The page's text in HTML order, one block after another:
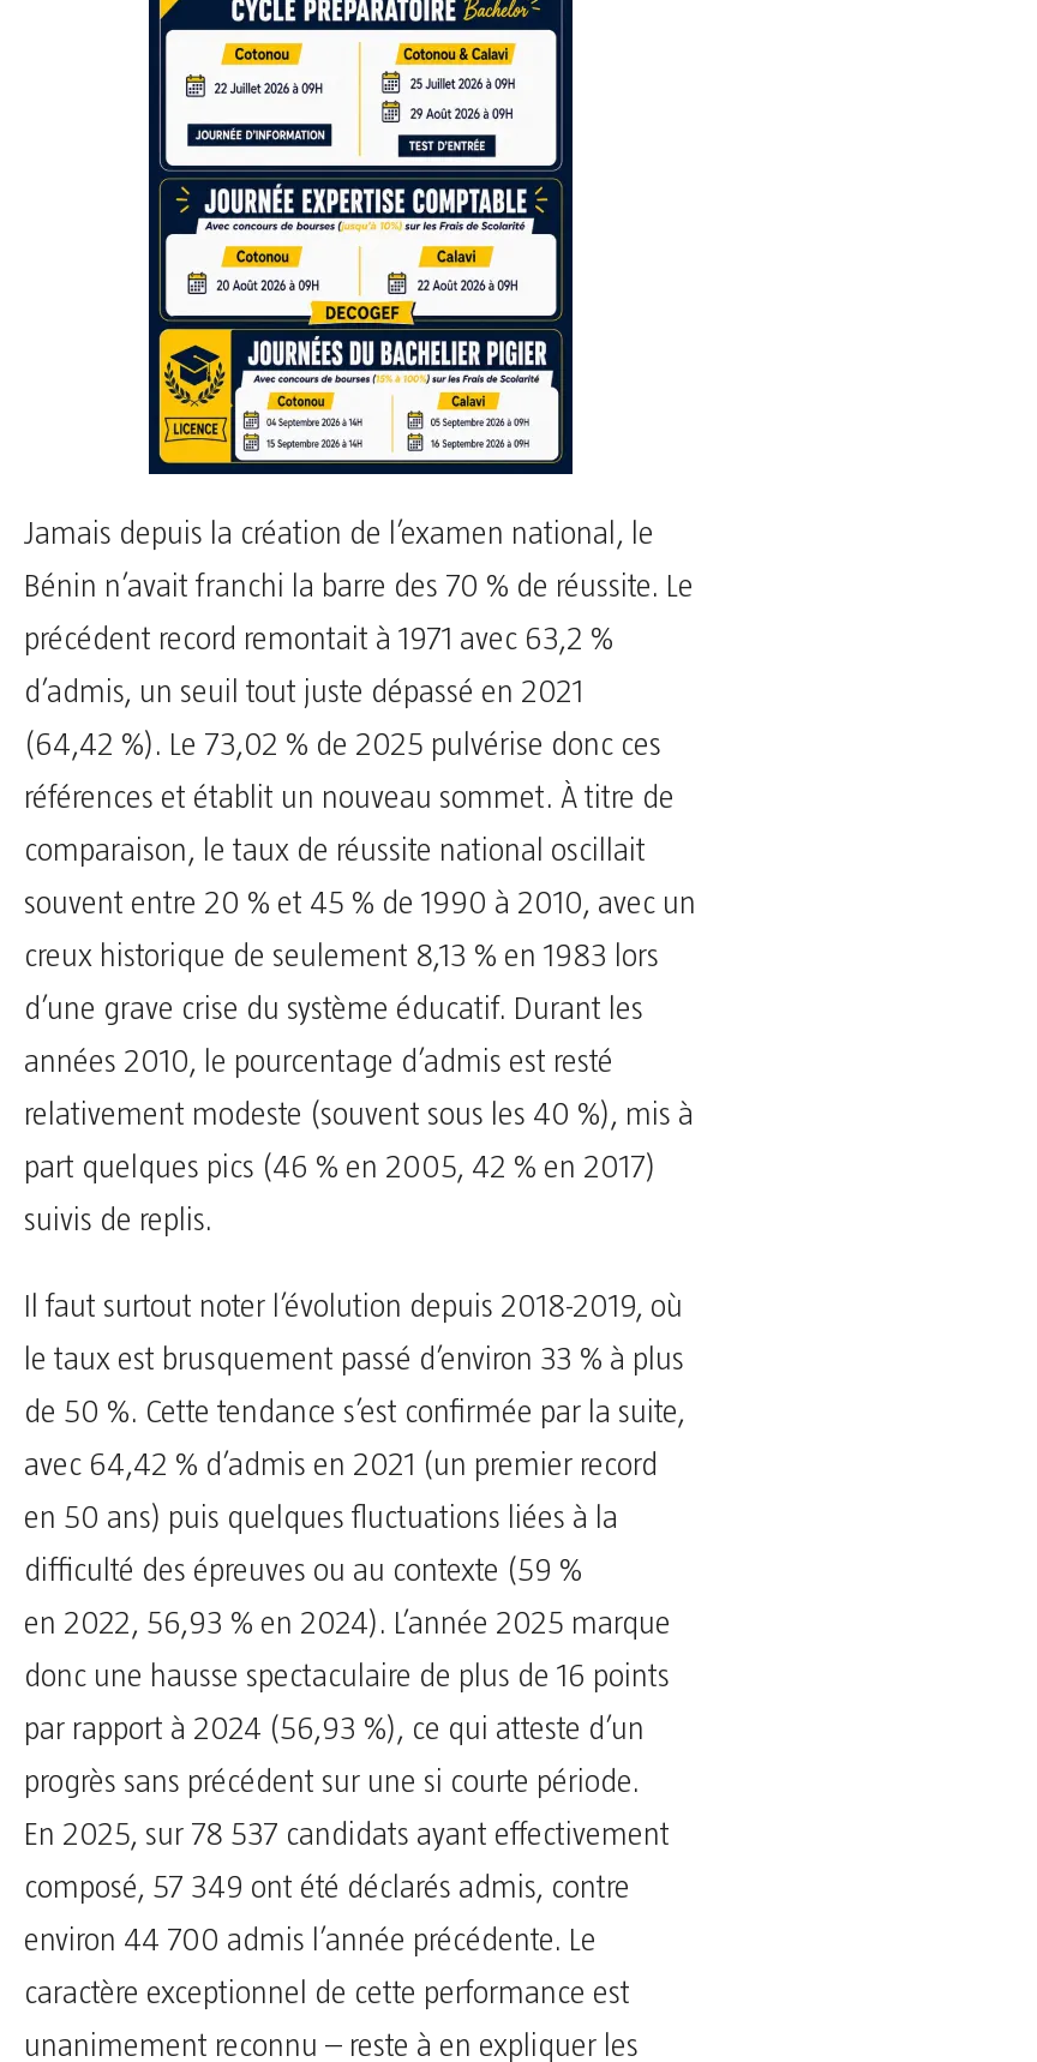
Jamais depuis la création de l’examen national, le
Bénin n’avait franchi la barre des 70 % de réussite. Le
précédent record remontait à 1971 avec 63,2 %
d’admis, un seuil tout juste dépassé en 2021
(64,42 %). Le 73,02 % de 2025 pulvérise donc ces
références et établit un nouveau sommet. À titre de
comparaison, le taux de réussite national oscillait
souvent entre 20 % et 45 % de 1990 à 2010, avec un
creux historique de seulement 8,13 % en 1983 lors
d’une grave crise du système éducatif. Durant les
années 2010, le pourcentage d’admis est resté
relativement modeste (souvent sous les 40 %), mis à
part quelques pics (46 % en 2005, 42 % en 2017)
suivis de replis.
Il faut surtout noter l’évolution depuis 2018-2019, où
le taux est brusquement passé d’environ 33 % à plus
de 50 %. Cette tendance s’est confirmée par la suite,
avec 64,42 % d’admis en 2021 (un premier record
en 50 ans) puis quelques fluctuations liées à la
difficulté des épreuves ou au contexte (59 %
en 2022, 56,93 % en 2024). L’année 2025 marque
donc une hausse spectaculaire de plus de 16 points
par rapport à 2024 (56,93 %), ce qui atteste d’un
progrès sans précédent sur une si courte période.
En 2025, sur 78 537 candidats ayant effectivement
composé, 57 349 ont été déclarés admis, contre
environ 44 700 admis l’année précédente. Le
caractère exceptionnel de cette performance est
unanimement reconnu – reste à en expliquer les